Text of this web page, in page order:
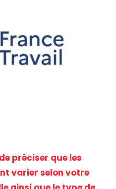
préciser que les
varier selon votre